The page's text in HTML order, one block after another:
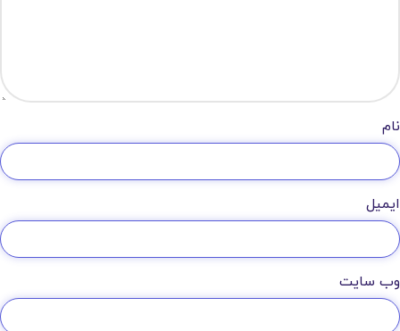
نام
ایمیل
وب‌ سایت